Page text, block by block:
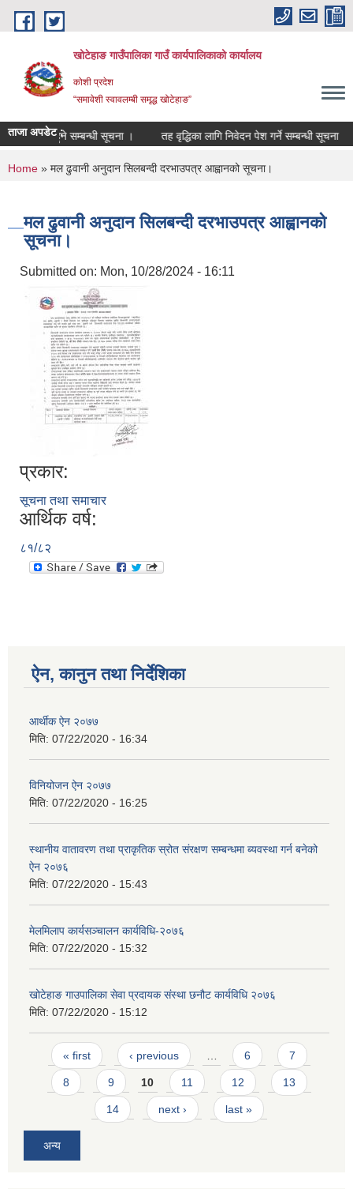
Skip to main content
खोटेहाङ गाउँपालिका गाउँ कार्यपालिकाको कार्यालय
कोशी प्रदेश
“समावेशी स्वावलम्बी समृद्ध खोटेहाङ”
ताजा अपडेट :
दर्ता हुने सम्बन्धी सूचना । तह वृद्धिका लागि निवेदन पेश गर्ने सम्बन्धी सूचना
You are here
Home » मल ढुवानी अनुदान सिलबन्दी दरभाउपत्र आह्वानको सूचना।
मल ढुवानी अनुदान सिलबन्दी दरभाउपत्र आह्वानको
सूचना।
Submitted on: Mon, 10/28/2024 - 16:11
प्रकार:
सूचना तथा समाचार
आर्थिक वर्ष:
८१/८२
ऐन, कानुन तथा निर्देशिका
आर्थीक ऐन २०७७
मिति: 07/22/2020 - 16:34
विनियोजन ऐन २०७७
मिति: 07/22/2020 - 16:25
स्थानीय वातावरण तथा प्राकृतिक स्रोत संरक्षण सम्बन्धमा ब्यवस्था गर्न बनेको
ऐन २०७६
मिति: 07/22/2020 - 15:43
मेलमिलाप कार्यसञ्चालन कार्यविधि-२०७६
मिति: 07/22/2020 - 15:32
खोटेहाङ गाउपालिका सेवा प्रदायक संस्था छनौट कार्यविधि २०७६
मिति: 07/22/2020 - 15:12
Pages
« first ‹ previous 6 7
8 9 10 11 12 13
14 next › last »
अन्य